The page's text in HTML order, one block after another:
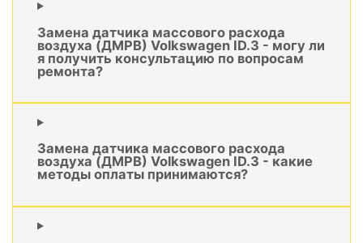
Замена датчика массового расхода
воздуха (ДМРВ) Volkswagen ID.3 - могу ли
я получить консультацию по вопросам
ремонта?
Замена датчика массового расхода
воздуха (ДМРВ) Volkswagen ID.3 - какие
методы оплаты принимаются?